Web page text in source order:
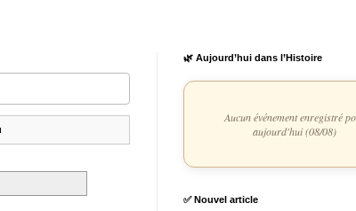
🌿 Aujourd’hui dans l’Histoire
Aucun événement enregistré
aujourd'hui (08/08)
✅ Nouvel article